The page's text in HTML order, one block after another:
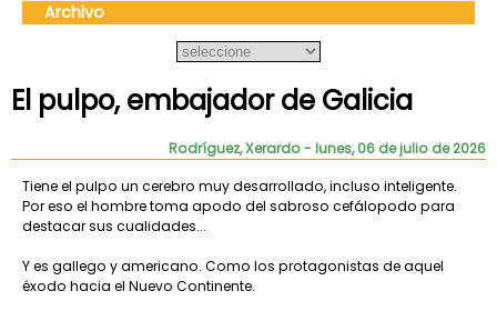
Archivo
El pulpo, embajador de Galicia
Rodríguez, Xerardo- lunes, 06 de julio de 2026
Tiene el pulpo un cerebro muy desarrollado, incluso inteligente.
Por eso el hombre toma apodo del sabroso cefálopodo para
destacar sus cualidades...
Y es gallego y americano. Como los protagonistas de aquel
éxodo hacia el Nuevo Continente.